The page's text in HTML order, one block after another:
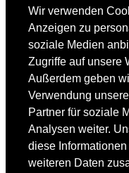
Wir verwenden
Anzeigen zu
soziale Medien
Zugriffe auf unsere
Außerdem geben
Verwendung
Partner für soziale
Analysen weiter.
diese
weiteren Daten
FAHRTECHNIK
Lehrplan
Videoanalyse
SKI
SKITEST
Ski-FAQ
Tipps Ski-
Ski-Typen
Skishops